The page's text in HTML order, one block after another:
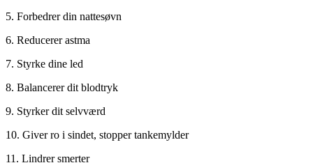
5. Forbedrer din nattesøvn
6. Reducerer astma
7. Styrke dine led
8. Balancerer dit blodtryk
9. Styrker dit selvværd
10. Giver ro i sindet, stopper tankemylder
11. Lindrer smerter